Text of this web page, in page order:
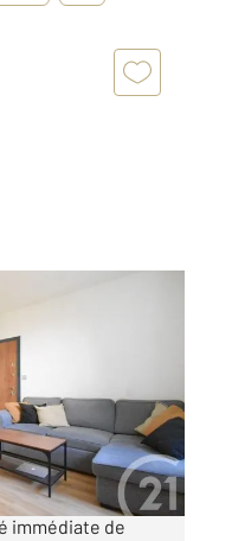
Immobilier vous
immédiate de